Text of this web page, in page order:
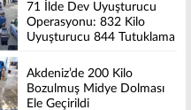
71 İlde Dev Uyuşturucu
Operasyonu: 832 Kilo
Uyuşturucu 844 Tutuklama
Akdeniz’de 200 Kilo
Bozulmuş Midye Dolması
Ele Geçirildi